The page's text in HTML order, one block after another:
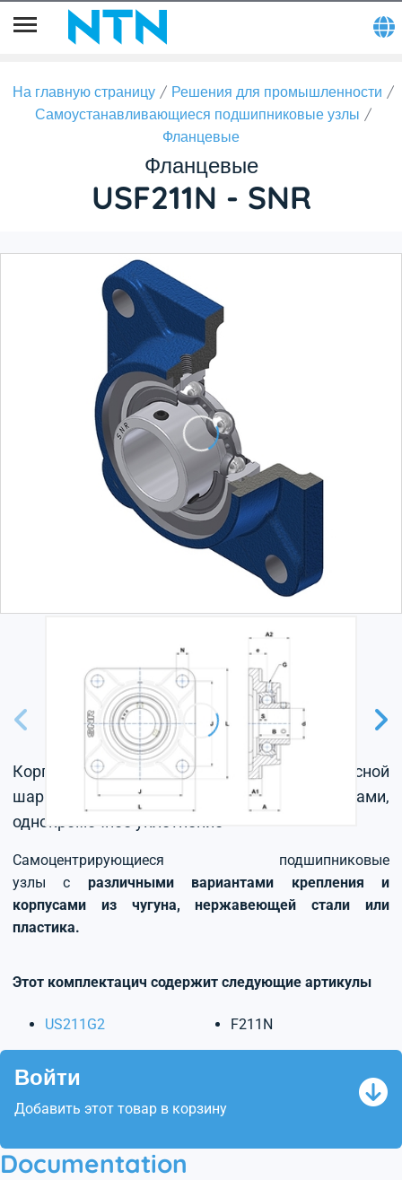
На главную страницу
Решения для промышленности
Самоустанавливающиеся подшипниковые узлы
Фланцевые
Фланцевые
USF211N - SNR
Корпус из серого чугуна, радиальный корпусной
шарикоподшипник с установочными винтами,
однокромочное уплотнение
Самоцентрирующиеся подшипниковые
узлы с различными вариантами крепления и
корпусами из чугуна, нержавеющей стали или
пластика.
Этот комплектацич содержит следующие артикулы
US211G2 F211N
Войти
Добавить этот товар в корзину
Documentation